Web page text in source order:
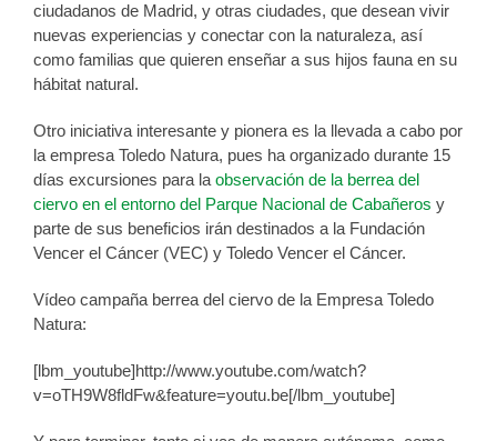
ciudadanos de Madrid, y otras ciudades, que desean vivir
nuevas experiencias y conectar con la naturaleza, así
como familias que quieren enseñar a sus hijos fauna en su
hábitat natural.
Otro iniciativa interesante y pionera es la llevada a cabo por
la empresa Toledo Natura, pues ha organizado durante 15
días excursiones para la observación de la berrea del
ciervo en el entorno del Parque Nacional de Cabañeros y
parte de sus beneficios irán destinados a la Fundación
Vencer el Cáncer (VEC) y Toledo Vencer el Cáncer.
Vídeo campaña berrea del ciervo de la Empresa Toledo
Natura:
[lbm_youtube]http://www.youtube.com/watch?
v=oTH9W8fldFw&feature=youtu.be[/lbm_youtube]